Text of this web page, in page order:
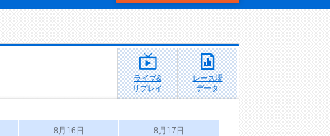
ライブ&
リプレイ
レース場
データ
8月16日 8月17日